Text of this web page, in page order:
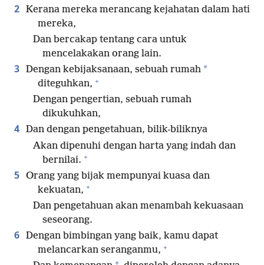
2 Kerana mereka merancang kejahatan dalam hati
mereka,
Dan bercakap tentang cara untuk
mencelakakan orang lain.
3 Dengan kebijaksanaan, sebuah rumah *
diteguhkan, +
Dengan pengertian, sebuah rumah
dikukuhkan,
4 Dan dengan pengetahuan, bilik-biliknya
Akan dipenuhi dengan harta yang indah dan
bernilai. +
5 Orang yang bijak mempunyai kuasa dan
kekuatan, +
Dan pengetahuan akan menambah kekuasaan
seseorang.
6 Dengan bimbingan yang baik, kamu dapat
melancarkan seranganmu, +